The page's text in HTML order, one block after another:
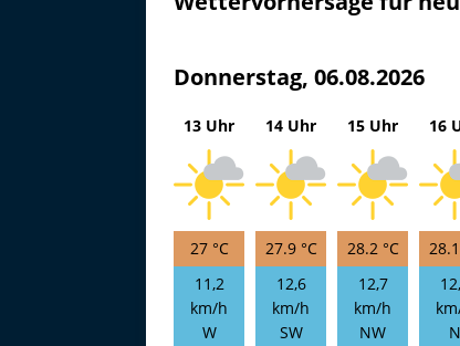
Donnerstag, 06.08.2026
13 Uhr
27 °C
11,2
km/h
W
14 Uhr
27.9 °C
12,6
km/h
SW
15 Uhr
28.2 °C
12,7
km/h
NW
16
N